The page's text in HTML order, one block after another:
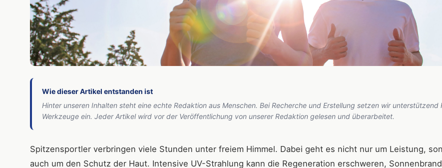
Wie dieser Artikel entstanden ist
Hinter unseren Inhalten steht eine echte Redaktion aus Menschen. Bei Recherche und Erstellung setzen wir unterstützend
Werkzeuge ein. Jeder Artikel wird vor der Veröffentlichung von unserer Redaktion gelesen und überarbeitet.
Spitzensportler verbringen viele Stunden unter freiem Himmel. Dabei geht es nicht nur um Leistung,
auch um den Schutz der Haut. Intensive UV-Strahlung kann die Regeneration erschweren, Sonnenbrand